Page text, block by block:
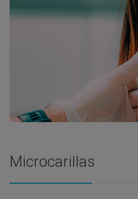
Microcarillas